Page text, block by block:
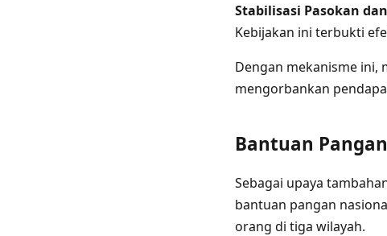
Stabilisasi Pasokan
Kebijakan ini terbukti
Dengan mekanisme ini,
mengorbankan
Bantuan
Sebagai upaya
bantuan pangan
orang di tiga wilayah.